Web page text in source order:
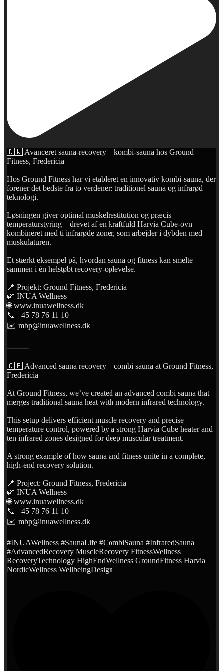
🇩🇰 Avanceret sauna-recovery – kombi-sauna hos Ground
Fitness, Fredericia
Hos Ground Fitness har vi etableret en innovativ kombi-sauna, der
forener det bedste fra to verdener: traditionel sauna og infrarød
teknologi.
Løsningen giver optimal muskelrestitution og præcis
temperaturstyring – drevet af en kraftfuld Harvia Cube-ovn
kombineret med ti infrarøde zoner, som arbejder i dybden med
muskulaturen.
Et stærkt eksempel på, hvordan sauna og fitness kan smelte
sammen i én helstøbt recovery-oplevelse.
📍 Projekt: Ground Fitness, Fredericia
🌿 INUA Wellness
🌐 www.inuawellness.dk
📞 +45 78 76 11 10
✉️ mbp@inuawellness.dk
⸻
🇬🇧 Advanced sauna recovery – combi sauna at Ground Fitness,
Fredericia
At Ground Fitness, we’ve created an advanced combi sauna that
merges traditional sauna heat with modern infrared technology.
This setup delivers efficient muscle recovery and precise
temperature control, powered by a strong Harvia Cube heater and
ten infrared zones designed for deep muscular treatment.
A strong example of how sauna and fitness unite in a complete,
high-end recovery solution.
📍 Project: Ground Fitness, Fredericia
🌿 INUA Wellness
🌐 www.inuawellness.dk
📞 +45 78 76 11 10
✉️ mbp@inuawellness.dk
#INUAWellness #SaunaLife #CombiSauna #InfraredSauna
#AdvancedRecovery MuscleRecovery FitnessWellness
RecoveryTechnology HighEndWellness GroundFitness Harvia
NordicWellness WellbeingDesign